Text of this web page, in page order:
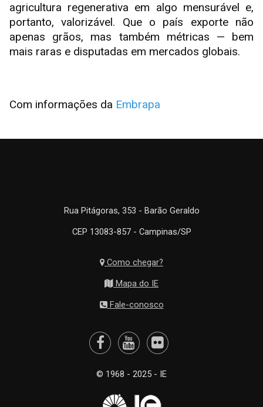
agricultura regenerativa em algo mensurável e,
portanto, valorizável. Que o país exporte não
apenas grãos, mas também métricas — bem
mais raras e disputadas em mercados globais.
Com informações da Embrapa
Rua Pitágoras, 353 - Barão Geraldo
CEP 13083-857 - Campinas/SP
Como chegar?
Mapa do IE
Fale-conosco
© 1968 - 2025 - IE